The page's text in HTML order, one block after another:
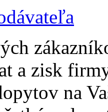
a zisk
na